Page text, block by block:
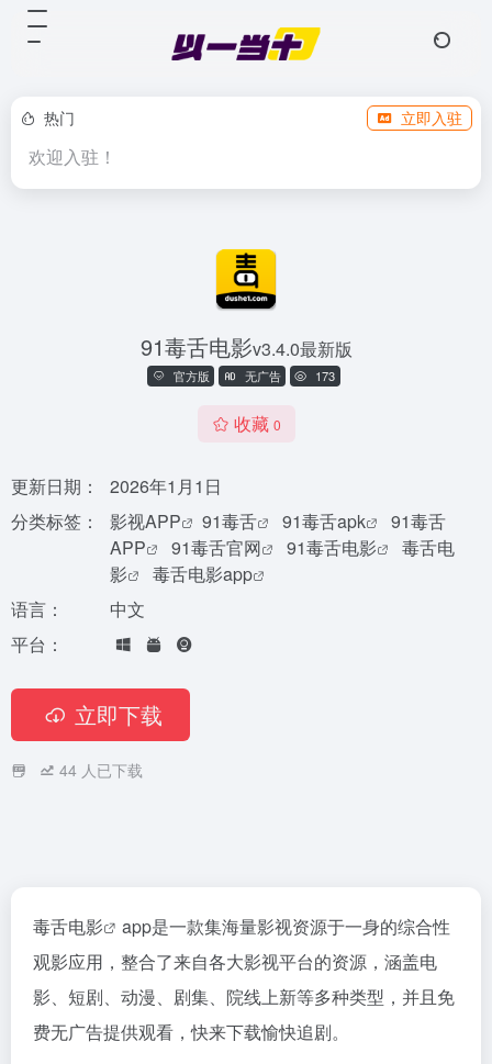
热门 立即入驻
欢迎入驻！
91毒舌电影v3.4.0最新版
官方版 无广告 173
收藏 0
更新日期：
2026年1月1日
分类标签：
影视APP 91毒舌 91毒舌apk
91毒舌
APP
91毒舌官网 91毒舌电影
毒舌电
影
毒舌电影app
语言：
中文
平台：
立即下载
44 人已下载
毒舌电影
app是一款集海量影视资源于一身的综合性
观影应用，整合了来自各大影视平台的资源，涵盖电
影、短剧、动漫、剧集、院线上新等多种类型，并且免
费无广告提供观看，快来下载愉快追剧。